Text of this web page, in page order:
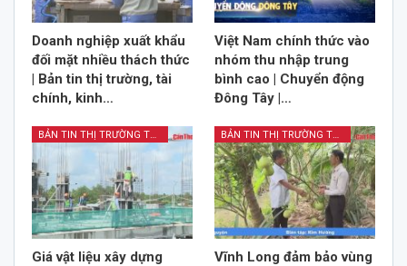
Doanh nghiệp xuất khẩu
đối mặt nhiều thách thức
| Bản tin thị trường, tài
chính, kinh…
Việt Nam chính thức vào
nhóm thu nhập trung
bình cao | Chuyển động
Đông Tây |…
BẢN TIN THỊ TRƯỜNG TÀI CHÍNH KINH DOANH
Giá vật liệu xây dựng
BẢN TIN THỊ TRƯỜNG TÀI CHÍNH KINH DOANH
Vĩnh Long đảm bảo vùng